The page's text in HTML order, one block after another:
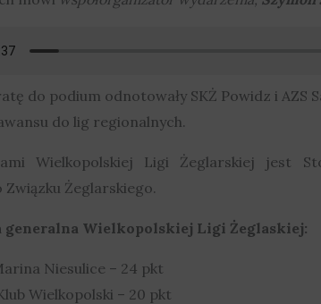
do podium odnotowały SKŻ Powidz i
do lig regionalnych.
Wielkopolskiej Ligi Żeglarskiej jest
Żeglarskiego.
generalna Wielkopolskiej Ligi Żeglaskiej:
Niesulice – 24 pkt
Wielkopolski – 20 pkt